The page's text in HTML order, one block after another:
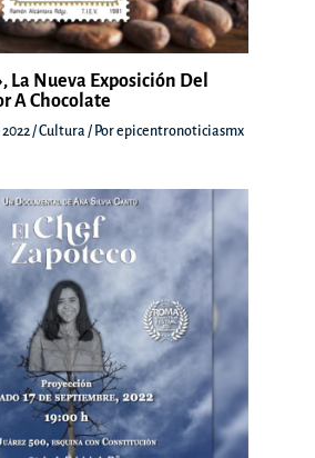
La Nueva Exposición Del
A Chocolate
/Cultura / Porepicentronoticiasmx